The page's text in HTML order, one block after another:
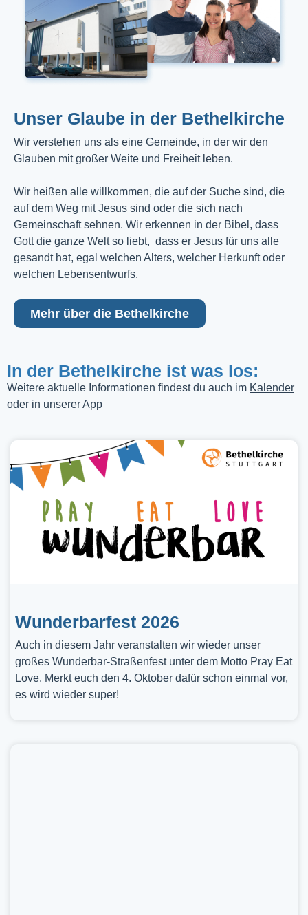
Unser Glaube in der Bethelkirche
Wir verstehen uns als eine Gemeinde, in der wir den
Glauben mit großer Weite und Freiheit leben.
Wir heißen alle willkommen, die auf der Suche sind, die
auf dem Weg mit Jesus sind oder die sich nach
Gemeinschaft sehnen. Wir erkennen in der Bibel, dass
Gott die ganze Welt so liebt, dass er Jesus für uns alle
gesandt hat, egal welchen Alters, welcher Herkunft oder
welchen Lebensentwurfs.
Mehr über die Bethelkirche
In der Bethelkirche ist was los:
Weitere aktuelle Informationen findest du auch im Kalender
oder in unsererApp
Wunderbarfest 2026
Auch in diesem Jahr veranstalten wir wieder unser
großes Wunderbar-Straßenfest unter dem Motto Pray Eat
Love. Merkt euch den 4. Oktober dafür schon einmal vor,
es wird wieder super!